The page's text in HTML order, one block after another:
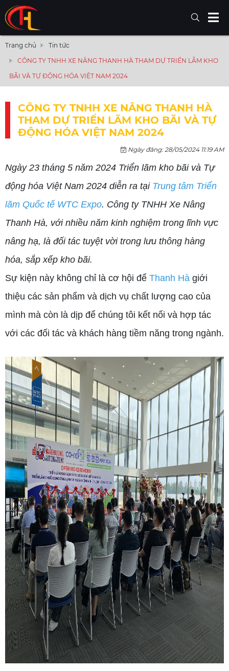
Trang chủ
Tin tức
CÔNG TY TNHH XE NÂNG THANH HÀ THAM DỰ TRIỂN LÃM KHO
BÃI VÀ TỰ ĐỘNG HÓA VIỆT NAM 2024
CÔNG TY TNHH XE NÂNG THANH HÀ
THAM DỰ TRIỂN LÃM KHO BÃI VÀ TỰ
ĐỘNG HÓA VIỆT NAM 2024
Ngày đăng: 28/05/2024 11:19 AM
Ngày 23 tháng 5 năm 2024 Triển lãm kho bãi và Tự
động hóa Việt Nam 2024 diễn ra tại Trung tâm Triển
lãm Quốc tế WTC Expo. Công ty TNHH Xe Nâng
Thanh Hà, với nhiều năm kinh nghiệm trong lĩnh vực
nâng hạ, là đối tác tuyệt vời trong lưu thông hàng
hóa, sắp xếp kho bãi.
Sự kiện này không chỉ là cơ hội để Thanh Hà giới
thiệu các sản phẩm và dịch vụ chất lượng cao của
mình mà còn là dịp để chúng tôi kết nối và hợp tác
với các đối tác và khách hàng tiềm năng trong ngành.